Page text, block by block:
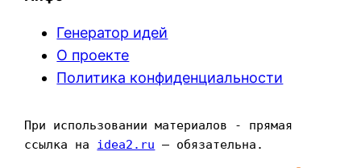
Генератор идей
О проекте
Политика конфиденциальности
При использовании материалов - прямая
ссылка на idea2.ru — обязательна.